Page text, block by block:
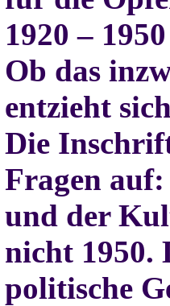
1920 –
Ob das
entzieht
Die
Fragen
und der
nicht 1950.
politische